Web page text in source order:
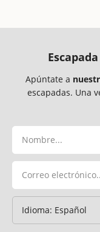
Apúntate a
escapadas. Una